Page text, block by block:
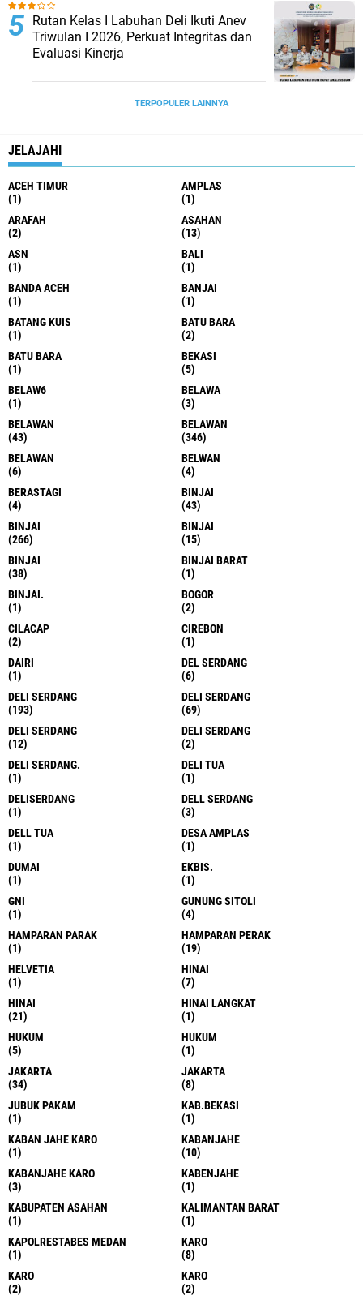
Rutan Kelas I Labuhan Deli Ikuti Anev
Triwulan I 2026, Perkuat Integritas dan
Evaluasi Kinerja
TERPOPULER LAINNYA
JELAJAHI
ACEH TIMUR
(1)
AMPLAS
(1)
ARAFAH
(2)
ASAHAN
(13)
ASN
(1)
BALI
(1)
BANDA ACEH
(1)
BANJAI
(1)
BATANG KUIS
(1)
BATU BARA
(2)
BATU BARA
(1)
BEKASI
(5)
BELAW6
(1)
BELAWA
(3)
BELAWAN
(43)
BELAWAN
(346)
BELAWAN
(6)
BELWAN
(4)
BERASTAGI
(4)
BINJAI
(43)
BINJAI
(266)
BINJAI
(15)
BINJAI
(38)
BINJAI BARAT
(1)
BINJAI.
(1)
BOGOR
(2)
CILACAP
(2)
CIREBON
(1)
DAIRI
(1)
DEL SERDANG
(6)
DELI SERDANG
(193)
DELI SERDANG
(69)
DELI SERDANG
(12)
DELI SERDANG
(2)
DELI SERDANG.
(1)
DELI TUA
(1)
DELISERDANG
(1)
DELL SERDANG
(3)
DELL TUA
(1)
DESA AMPLAS
(1)
DUMAI
(1)
EKBIS.
(1)
GNI
(1)
GUNUNG SITOLI
(4)
HAMPARAN PARAK
(1)
HAMPARAN PERAK
(19)
HELVETIA
(1)
HINAI
(7)
HINAI
(21)
HINAI LANGKAT
(1)
HUKUM
(5)
HUKUM
(1)
JAKARTA
(34)
JAKARTA
(8)
JUBUK PAKAM
(1)
KAB.BEKASI
(1)
KABAN JAHE KARO
(1)
KABANJAHE
(10)
KABANJAHE KARO
(3)
KABENJAHE
(1)
KABUPATEN ASAHAN
(1)
KALIMANTAN BARAT
(1)
KAPOLRESTABES MEDAN
(1)
KARO
(8)
KARO
(2)
KARO
(2)